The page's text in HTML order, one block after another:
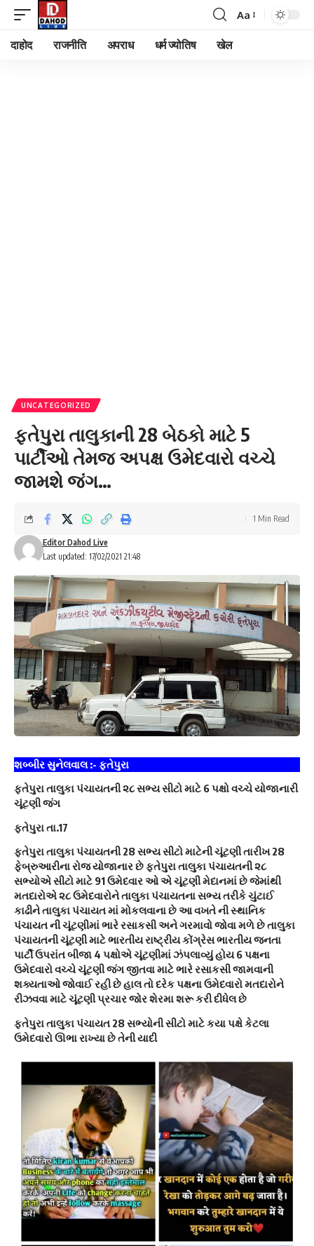
Font
Aa
दाहोद राजनीति अपराध धर्म ज्योतिष खेल
UNCATEGORIZED
ફતેપુરા તાલુકાની 28 બેઠકો માટે 5
પાર્ટીઓ તેમજ અપક્ષ ઉમેદવારો વચ્ચે
જામશે જંગ…
Last updated: 17/02/2021 21:48
Editor Dahod Live
1 Min Read
શબ્બીર સુનેલવાલ :- ફતેપુરા
ફતેપુરા તાલુકા પંચાયતની ૨૮ સભ્ય સીટો માટે 6 પક્ષો વચ્ચે યોજાનારી
ચૂંટણી જંગ
ફતેપુરા તા.17
ફતેપુરા તાલુકા પંચાયતની 28 સભ્ય સીટો માટેની ચૂંટણી તારીખ 28
ફેબ્રુઆરીના રોજ યોજાનાર છે ફતેપુરા તાલુકા પંચાયતની ૨૮
સભ્યોએ સીટો માટે 91 ઉમેદવાર ઓ એ ચૂંટણી મેદાનમાં છે જેમાંથી
મતદારોએ ૨૮ ઉમેદવારોને તાલુકા પંચાયતના સભ્ય તરીકે ચુંટાઈ
કાઢીને તાલુકા પંચાયત માં મોકલવાના છે આ વખતે ની સ્થાનિક
પંચાયત ની ચૂંટણીમાં ભારે રસાકસી અને ગરમાવો જોવા મળે છે તાલુકા
પંચાયતની ચૂંટણી માટે ભારતીય રાષ્ટ્રીય કોંગ્રેસ ભારતીય જનતા
પાર્ટી ઉપરાંત બીજા 4 પક્ષોએ ચૂંટણીમાં ઝંપલાવ્યું હોય 6 પક્ષના
ઉમેદવારો વચ્ચે ચૂંટણી જંગ જીતવા માટે ભારે રસાકસી જામવાની
શક્યતાઓ જોવાઈ રહી છે હાલ તો દરેક પક્ષના ઉમેદવારો મતદારોને
રીઝવવા માટે ચૂંટણી પ્રચાર જોર શેરમા શરૂ કરી દીધેલ છે
ફતેપુરા તાલુકા પંચાયત 28 સભ્યોની સીટો માટે કયા પક્ષે કેટલા
ઉમેદવારો ઊભા રાખ્યા છે તેની યાદી